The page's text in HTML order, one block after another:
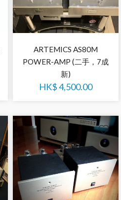
ARTEMICS AS80M
POWER-AMP (二手，7成
新)
HK$4,500.00